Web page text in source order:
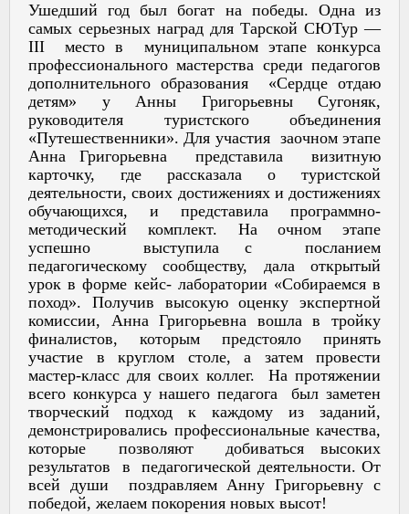
Ушедший год был богат на победы. Одна из
самых серьезных наград для Тарской СЮТур —
III место в муниципальном этапе конкурса
профессионального мастерства среди педагогов
дополнительного образования «Сердце отдаю
детям» у Анны Григорьевны Сугоняк,
руководителя туристского объединения
«Путешественники». Для участия заочном этапе
Анна Григорьевна представила визитную
карточку, где рассказала о туристской
деятельности, своих достижениях и достижениях
обучающихся, и представила программно-
методический комплект. На очном этапе
успешно выступила с посланием
педагогическому сообществу, дала открытый
урок в форме кейс- лаборатории «Собираемся в
поход». Получив высокую оценку экспертной
комиссии, Анна Григорьевна вошла в тройку
финалистов, которым предстояло принять
участие в круглом столе, а затем провести
мастер-класс для своих коллег. На протяжении
всего конкурса у нашего педагога был заметен
творческий подход к каждому из заданий,
демонстрировались профессиональные качества,
которые позволяют добиваться высоких
результатов в педагогической деятельности. От
всей души поздравляем Анну Григорьевну с
победой, желаем покорения новых высот!